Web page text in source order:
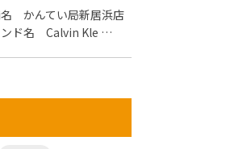
かんてい局新居浜店
ンド名 Calvin Kle …